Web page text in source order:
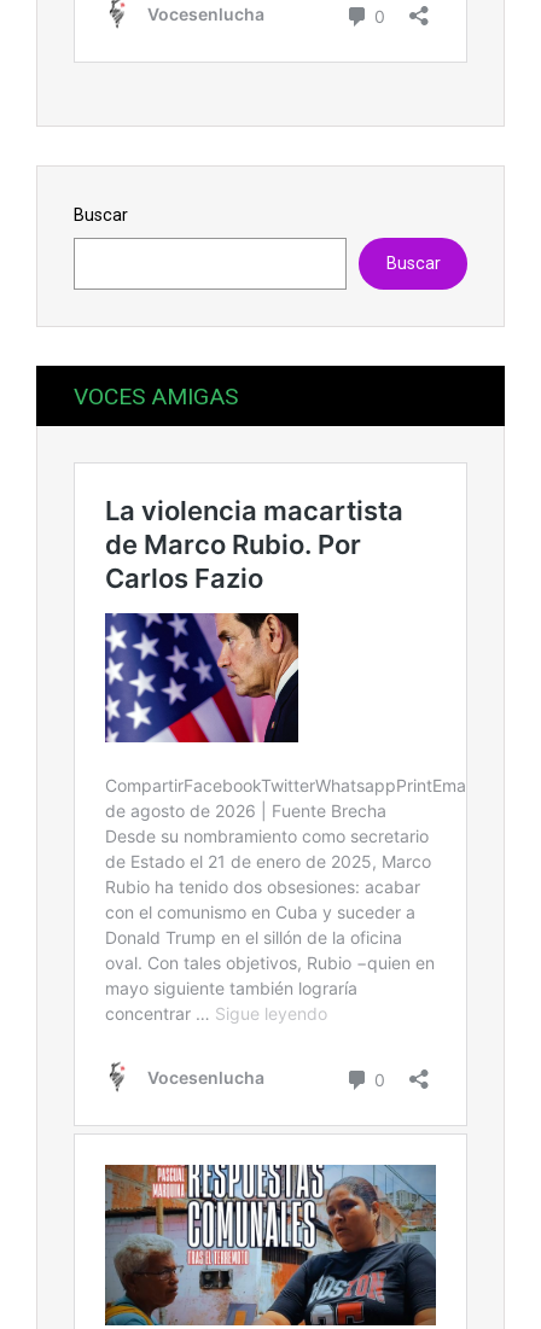
Buscar
Buscar
VOCES AMIGAS